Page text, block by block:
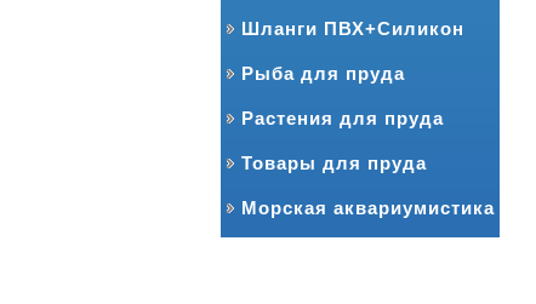
Шланги ПВХ+Силикон
Рыба для пруда
Растения для пруда
Товары для пруда
Морская аквариумистика